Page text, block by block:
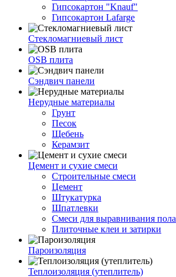
Гипсокартон "Knauf"
Гипсокартон Lafarge
Стекломагниевый лист
OSB плита
Сэндвич панели
Нерудные материалы
Грунт
Песок
Щебень
Керамзит
Цемент и сухие смеси
Строительные смеси
Цемент
Штукатурка
Шпатлевки
Смеси для выравнивания пола
Плиточные клеи и затирки
Пароизоляция
Теплоизоляция (утеплитель)